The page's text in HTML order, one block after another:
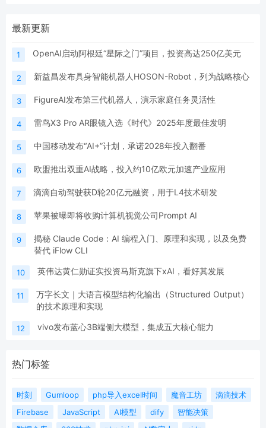
最新更新
1 OpenAI启动阿根廷“星际之门”项目，投资高达250亿美元
2 新益昌发布具身智能机器人HOSON-Robot，列为战略核心
3 FigureAI发布第三代机器人，演示家庭任务灵活性
4 雷鸟X3 Pro AR眼镜入选《时代》2025年度最佳发明
5 中国移动发布“AI+”计划，承诺2028年投入翻番
6 欧盟推出双重AI战略，投入约10亿欧元加速产业应用
7 滴滴自动驾驶获D轮20亿元融资，用于L4技术研发
8 苹果被曝即将收购计算机视觉公司Prompt AI
9
揭秘 Claude Code：AI 编程入门、原理和实现，以及免费
替代 iFlow CLI
10 英伟达黄仁勋证实投资马斯克旗下xAI，看好其发展
11
万字长文｜大语言模型结构化输出（Structured Output）
的技术原理和实现
12 vivo发布蓝心3B端侧大模型，集成五大核心能力
热门标签
时刻 Gumloop php导入excel时间 魔音工坊
滴滴技术
Firebase
JavaScript AI模型 dify
智能决策